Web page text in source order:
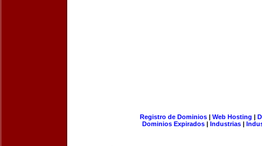
Registro de Dominios| Web Hosting |
Dominios Expirados | Industrias |